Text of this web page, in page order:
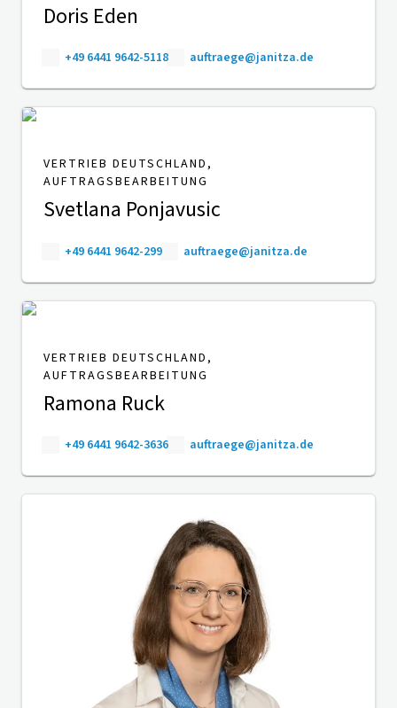
Doris Eden
+49 6441 9642-5118 auftraege@janitza.de
VERTRIEB DEUTSCHLAND,
AUFTRAGSBEARBEITUNG
Svetlana Ponjavusic
+49 6441 9642-299 auftraege@janitza.de
VERTRIEB DEUTSCHLAND,
AUFTRAGSBEARBEITUNG
Ramona Ruck
+49 6441 9642-3636 auftraege@janitza.de